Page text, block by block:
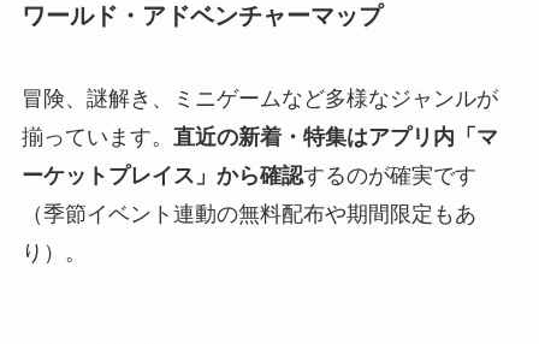
ワールド・アドベンチャーマップ
冒険、謎解き、ミニゲームなど多様なジャンルが
揃っています。 直近の新着・特集はアプリ内「マ
ーケットプレイス」から確認するのが確実です
（季節イベント連動の無料配布や期間限定もあ
り）。